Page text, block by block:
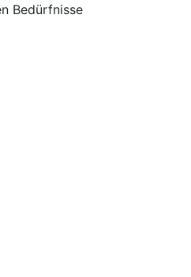
Bedürfnisse